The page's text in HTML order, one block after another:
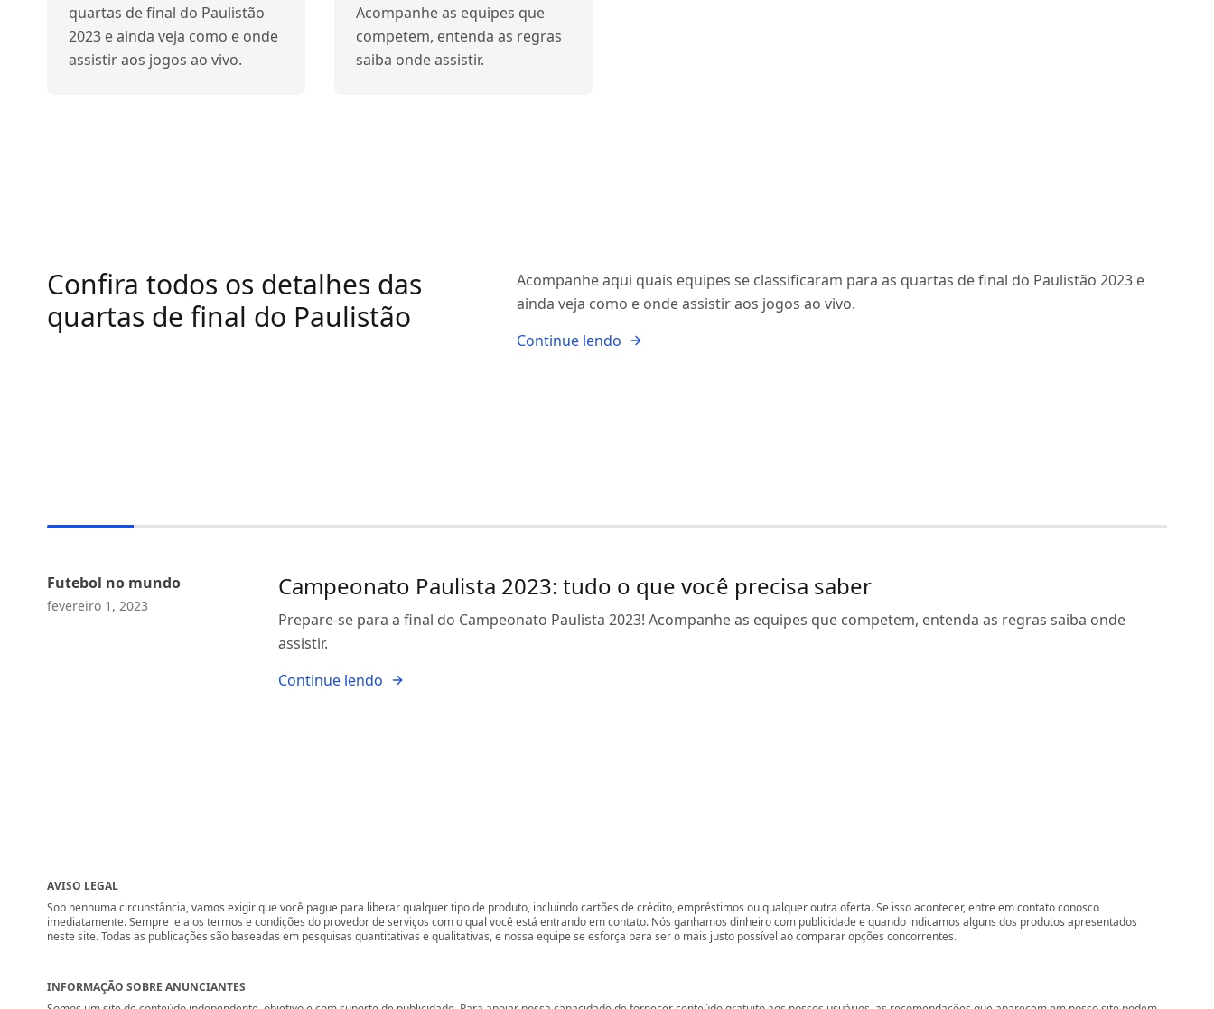
quartas de final do Paulistão
2023 e ainda veja como e onde
assistir aos jogos ao vivo.
Acompanhe as equipes que
competem, entenda as regras
saiba onde assistir.
Confira todos os detalhes das
quartas de final do Paulistão
Acompanhe aqui quais equipes se classificaram para as quartas de final do Paulistão 2023 e
ainda veja como e onde assistir aos jogos ao vivo.
Continue lendo
Futebol no mundo
fevereiro 1, 2023
Campeonato Paulista 2023: tudo o que você precisa saber
Prepare-se para a final do Campeonato Paulista 2023! Acompanhe as equipes que competem, entenda as regras saiba onde
assistir.
Continue lendo
AVISO LEGAL
Sob nenhuma circunstância, vamos exigir que você pague para liberar qualquer tipo de produto, incluindo cartões de crédito, empréstimos ou qualquer outra oferta. Se isso acontecer, entre em contato conosco
imediatamente. Sempre leia os termos e condições do provedor de serviços com o qual você está entrando em contato. Nós ganhamos dinheiro com publicidade e quando indicamos alguns dos produtos apresentados
neste site. Todas as publicações são baseadas em pesquisas quantitativas e qualitativas, e nossa equipe se esforça para ser o mais justo possível ao comparar opções concorrentes.
INFORMAÇÃO SOBRE ANUNCIANTES